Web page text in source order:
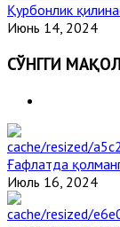
Қурбонлик
Июнь 14, 2024
СЎНГГИ
Ғафлатда
Июль 16, 2024